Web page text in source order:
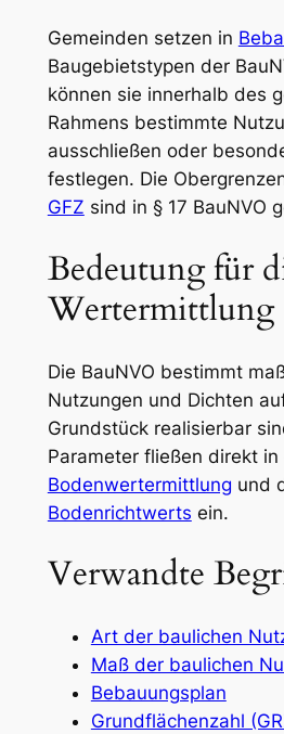
Gemeinden setzen in
Baugebietstypen der
können sie innerhalb des
Rahmens bestimmte
ausschließen oder
festlegen. Die
GFZ sind in § 17 BauNVO
Bedeutung für
Wertermittlung
Die BauNVO bestimmt
Nutzungen und Dichten
Grundstück realisierbar
Parameter fließen direkt in
Bodenwertermittlung und
Bodenrichtwerts ein.
Verwandte
Art der baulichen
Maß der baulichen
Bebauungsplan
Grundflächenzahl